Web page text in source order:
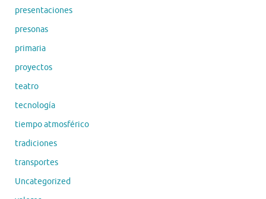
presentaciones
presonas
primaria
proyectos
teatro
tecnología
tiempo atmosférico
tradiciones
transportes
Uncategorized